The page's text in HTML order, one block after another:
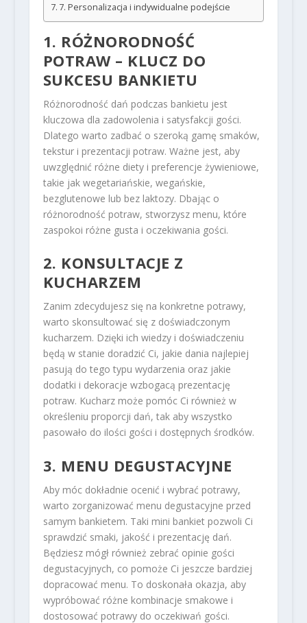
7. Personalizacja i indywidualne podejście
1. RÓŻNORODNOŚĆ
POTRAW – KLUCZ DO
SUKCESU BANKIETU
Różnorodność dań podczas bankietu jest
kluczowa dla zadowolenia i satysfakcji gości.
Dlatego warto zadbać o szeroką gamę smaków,
tekstur i prezentacji potraw. Ważne jest, aby
uwzględnić różne diety i preferencje żywieniowe,
takie jak wegetariańskie, wegańskie,
bezglutenowe lub bez laktozy. Dbając o
różnorodność potraw, stworzysz menu, które
zaspokoi różne gusta i oczekiwania gości.
2. KONSULTACJE Z
KUCHARZEM
Zanim zdecydujesz się na konkretne potrawy,
warto skonsultować się z doświadczonym
kucharzem. Dzięki ich wiedzy i doświadczeniu
będą w stanie doradzić Ci, jakie dania najlepiej
pasują do tego typu wydarzenia oraz jakie
dodatki i dekoracje wzbogacą prezentację
potraw. Kucharz może pomóc Ci również w
określeniu proporcji dań, tak aby wszystko
pasowało do ilości gości i dostępnych środków.
3. MENU DEGUSTACYJNE
Aby móc dokładnie ocenić i wybrać potrawy,
warto zorganizować menu degustacyjne przed
samym bankietem. Taki mini bankiet pozwoli Ci
sprawdzić smaki, jakość i prezentację dań.
Będziesz mógł również zebrać opinie gości
degustacyjnych, co pomoże Ci jeszcze bardziej
dopracować menu. To doskonała okazja, aby
wypróbować różne kombinacje smakowe i
dostosować potrawy do oczekiwań gości.